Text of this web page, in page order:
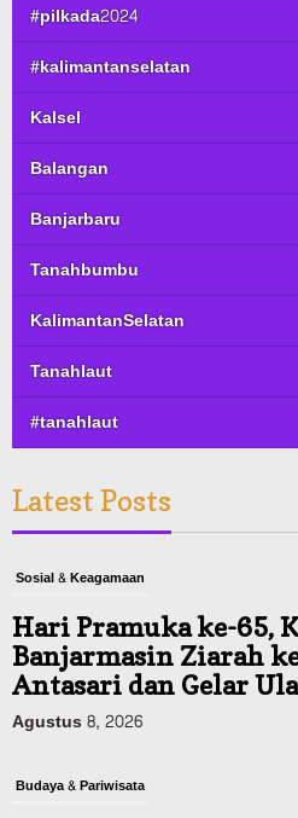
#pilkada2024
#kalimantanselatan
Kalsel
Balangan
Banjarbaru
Tanahbumbu
KalimantanSelatan
Tanahlaut
#tanahlaut
Latest Posts
Sosial & Keagamaan
Hari Pramuka ke-65,
Banjarmasin Ziarah
Antasari dan Gelar
Agustus 8, 2026
Budaya & Pariwisata